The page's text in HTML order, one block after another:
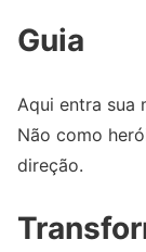
Guia
Aqui entra sua
Não como
direção.